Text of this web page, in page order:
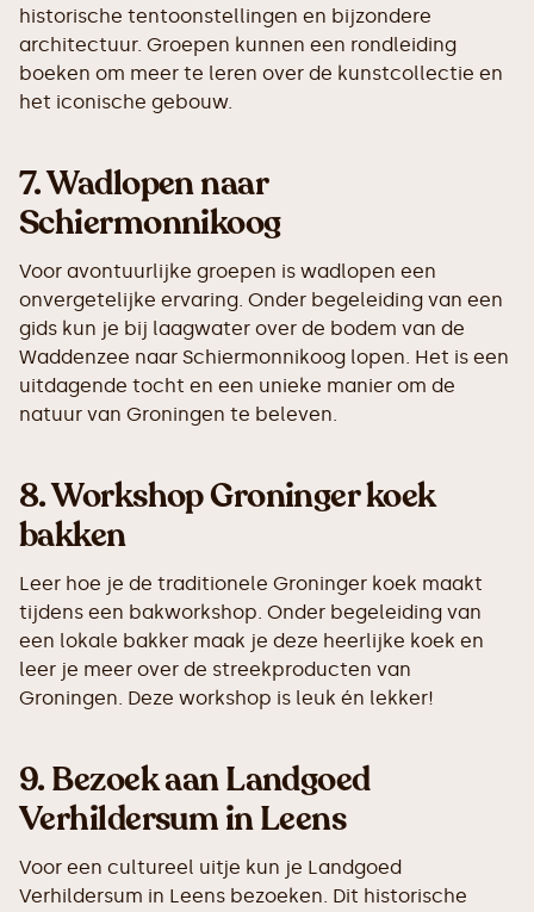
historische tentoonstellingen en bijzondere
architectuur. Groepen kunnen een rondleiding
boeken om meer te leren over de kunstcollectie en
het iconische gebouw.
7.Wadlopen naar
Schiermonnikoog
Voor avontuurlijke groepen is wadlopen een
onvergetelijke ervaring. Onder begeleiding van een
gids kun je bij laagwater over de bodem van de
Waddenzee naar Schiermonnikoog lopen. Het is een
uitdagende tocht en een unieke manier om de
natuur van Groningen te beleven.
8.Workshop Groninger koek
bakken
Leer hoe je de traditionele Groninger koek maakt
tijdens een bakworkshop. Onder begeleiding van
een lokale bakker maak je deze heerlijke koek en
leer je meer over de streekproducten van
Groningen. Deze workshop is leuk én lekker!
9.Bezoek aan Landgoed
Verhildersum in Leens
Voor een cultureel uitje kun je Landgoed
Verhildersum in Leens bezoeken. Dit historische